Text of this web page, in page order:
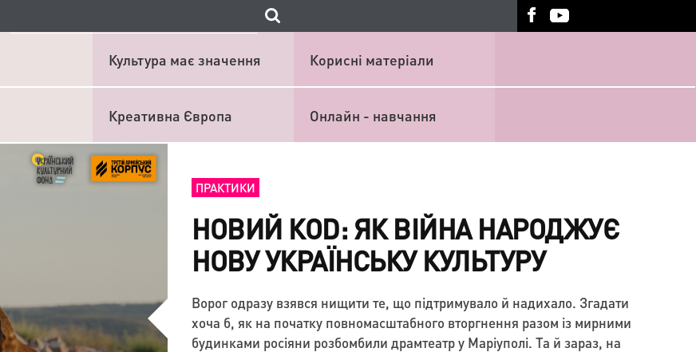
Культура має значення Корисні матеріали
Креативна Європа Онлайн - навчання
ПРАКТИКИ
НОВИЙ КОD: ЯК ВІЙНА НАРОДЖУЄ
НОВУ УКРАЇНСЬКУ КУЛЬТУРУ
Ворог одразу взявся нищити те, що підтримувало й надихало. Згадати
хоча б, як на початку повномасштабного вторгнення разом із мирними
будинками росіяни розбомбили драмтеатр у Маріуполі. Та й зараз, на